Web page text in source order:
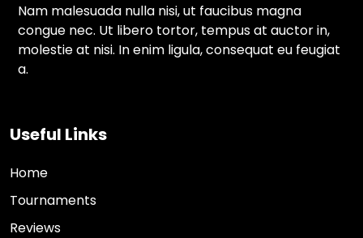
Nam malesuada nulla nisi, ut faucibus magna
congue nec. Ut libero tortor, tempus at auctor in,
molestie at nisi. In enim ligula, consequat eu feugiat
a.
Useful Links
Home
Tournaments
Reviews